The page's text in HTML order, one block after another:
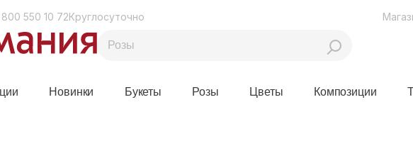
550 10 72Круглосуточно
Новинки Букеты Розы Цветы Композиции